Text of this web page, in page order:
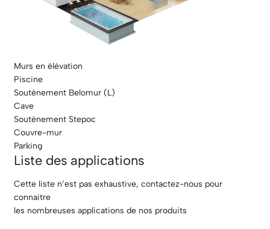
Murs en élévation
Piscine
Soutènement Belomur (L)
Cave
Soutènement Stepoc
Couvre-mur
Parking
Liste des applications
Cette liste n’est pas exhaustive, contactez-nous pour
connaitre
les nombreuses applications de nos produits